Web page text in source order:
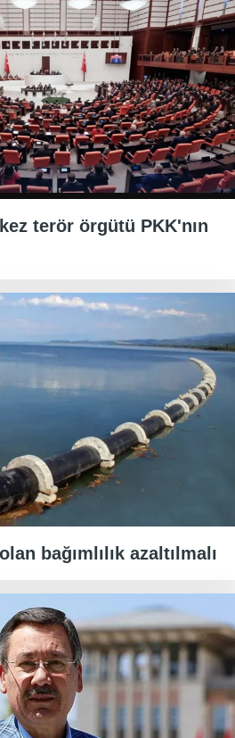
terör örgütü PKK'nın
bağımlılık azaltılmalı